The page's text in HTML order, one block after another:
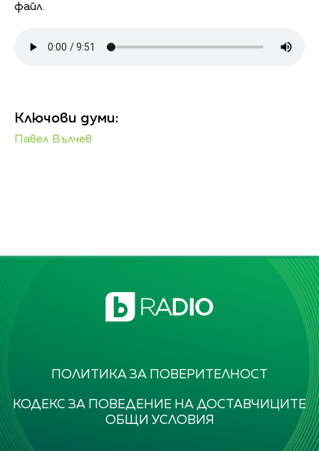
файл.
Ключови думи:
Павел Вълчев
ПОЛИТИКА ЗА ПОВЕРИТЕЛНОСТ
КОДЕКС ЗА ПОВЕДЕНИЕ НА ДОСТАВЧИЦИТЕ
ОБЩИ УСЛОВИЯ